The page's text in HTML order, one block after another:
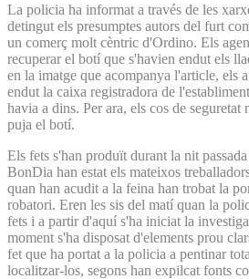
La policia ha informat a través de les
detingut els presumptes autors del furt
un comerç molt cèntric d'Ordino. Els
recuperar el botí que s'havien endut els
en la imatge que acompanya l'article, els
endut la caixa registradora de
havia a dins. Per ara, els cos de
puja el botí.
Els fets s'han produït durant la nit
BonDia han estat els mateixos
quan han acudit a la feina han trobat la
robatori. Eren les sis del matí quan la
fets i a partir d'aquí s'ha iniciat la
moment s'ha disposat d'elements prou
fet que ha portat a la policia a pentinar
localitzar-los, segons han expilcat fonts